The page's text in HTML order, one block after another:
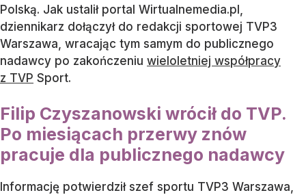
Polską. Jak ustalił portal Wirtualnemedia.pl,
dziennikarz dołączył do redakcji sportowej TVP3
Warszawa, wracając tym samym do publicznego
nadawcy po zakończeniu wieloletniej współpracy
z TVP Sport.
Filip Czyszanowski wrócił do TVP.
Po miesiącach przerwy znów
pracuje dla publicznego nadawcy
Informację potwierdził szef sportu TVP3 Warszawa,